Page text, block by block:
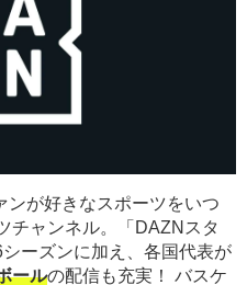
ンが好きなスポーツをいつ
チャンネル。「DAZNスタ
ーズンに加え、各国代表が
ールの配信も充実！ バスケ